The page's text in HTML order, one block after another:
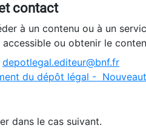
contact
à un contenu ou à un
ou obtenir le
depotlegal.editeur@bnf.fr
du dépôt légal -
dans le cas suivant.